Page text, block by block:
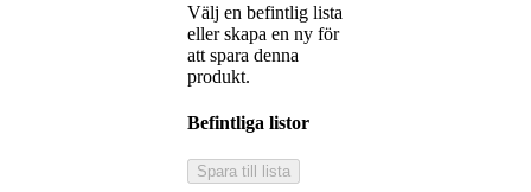
Välj en befintlig lista
eller skapa en ny för
att spara denna
produkt.
Befintliga listor
Spara till lista